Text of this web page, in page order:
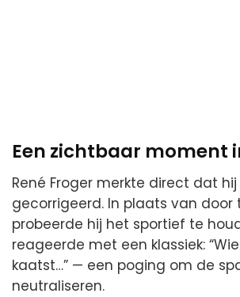
Een zichtbaar moment
René Froger merkte direct dat
gecorrigeerd. In plaats van door
probeerde hij het sportief te
reageerde met een klassiek:
kaatst…” — een poging om de
neutraliseren.